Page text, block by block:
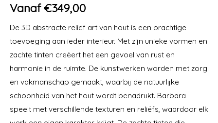
Vanaf €349,00
De 3D abstracte reliëf art van hout is een prachtige
toevoeging aan ieder interieur. Met zijn unieke vormen en
zachte tinten creëert het een gevoel van rust en
harmonie in de ruimte. De kunstwerken worden met zorg
en vakmanschap gemaakt, waarbij de natuurlijke
schoonheid van het hout wordt benadrukt. Barbara
speelt met verschillende texturen en reliëfs, waardoor elk